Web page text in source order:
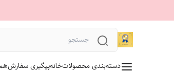
دسته‌بندی محصولاتخانهپیگیری سفارش